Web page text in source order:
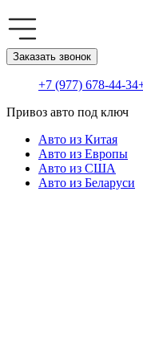
Заказать звонок
+7 (977) 678-44-34
Привоз авто под ключ
Авто из Китая
Авто из Европы
Авто из США
Авто из Беларуси